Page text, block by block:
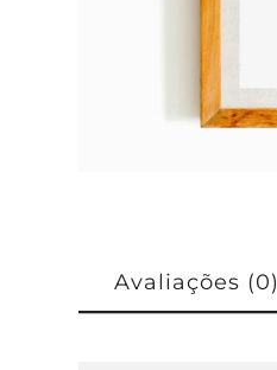
Avaliações (0)